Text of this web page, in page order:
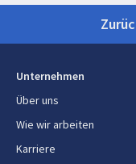
Unternehmen
Über uns
Wie wir arbeiten
Karriere